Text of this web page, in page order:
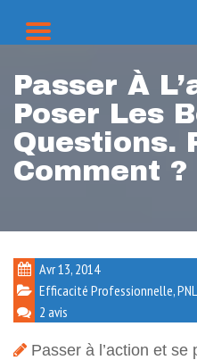
Passer À
Poser Les
Questions.
Comment ?
Avr 13, 2014
Efficacité Professionnelle,
2 avis
Passer à l’action et se